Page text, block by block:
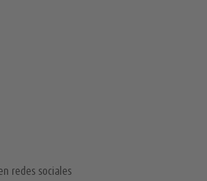
redes sociales